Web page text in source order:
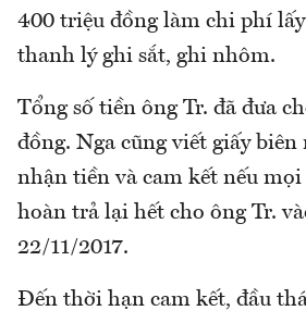
400 triệu đồng làm chi phí
thanh lý ghi sắt, ghi nhôm.
Tổng số tiền ông Tr. đã đưa
đồng. Nga cũng viết giấy
nhận tiền và cam kết nếu mọi
hoàn trả lại hết cho ông Tr.
22/11/2017.
Đến thời hạn cam kết, đầu